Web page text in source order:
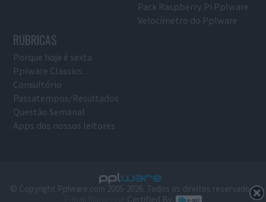
Pack Raspberry Pi Pplware
Velocímetro do Pplware
RUBRICAS
Porque hoje é sexta
Pplware Classics…
Consultório
Passatempos/Resultados
Questão Semanal
Apps dos nossos leitores
© Copyright Pplware.com 2005-2026. Todos os direitos reservados.
Certified By: